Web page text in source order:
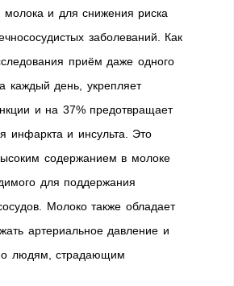
молока и для снижения риска
заболеваний. Как
приём даже одного
каждый день, укрепляет
и на 37% предотвращает
инфаркта и инсульта. Это
содержанием в молоке
для поддержания
Молоко также обладает
артериальное давление и
людям, страдающим